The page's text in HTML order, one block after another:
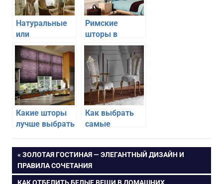
Натуральные
или
синтетические:
какие ткани
лучше выбрать
для штор в
гостиной
Римские
шторы в
спальни —
какие выбрать
Какие шторы
лучше выбрать
Как выбрать
самые
стулья в
гостиную
Навигация
по
ПРЕДЫДУЩАЯ
ЗАПИСЬ:
ЗОЛОТАЯ ГОСТИНАЯ — ЭЛЕГАНТНЫЙ ДИЗАЙН И
ПРАВИЛА СОЧЕТАНИЯ
СЛЕДУЮЩАЯ
КАК ОТБЕЛИТЬ БЕЛЫЕ ВЕЩИ В ДОМАШНИХ